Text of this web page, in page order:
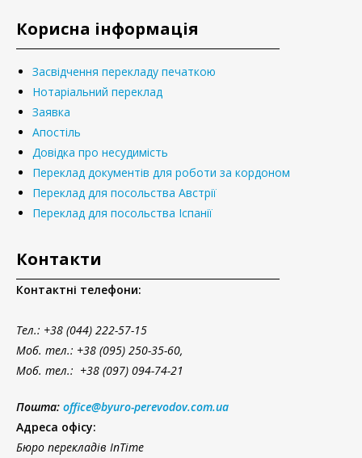
Корисна інформація
Засвідчення перекладу печаткою
Нотаріальний переклад
Заявка
Апостіль
Довідка про несудимість
Переклад документів для роботи за кордоном
Переклад для посольства Австрії
Переклад для посольства Іспанії
Контакти
Контактні телефони:
Тел.: +38 (044) 222-57-15
Моб. тел.: +38 (095) 250-35-60,
Моб. тел.: +38 (097) 094-74-21
Пошта: office@byuro-perevodov.com.ua
Адреса офісу:
Бюро перекладів InTime